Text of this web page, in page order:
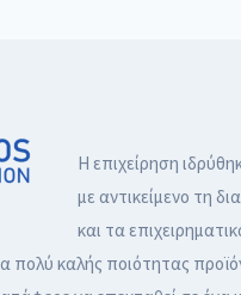
Η επιχείρηση
με αντικείμενο τη
και τα
πολύ καλής ποιότητας